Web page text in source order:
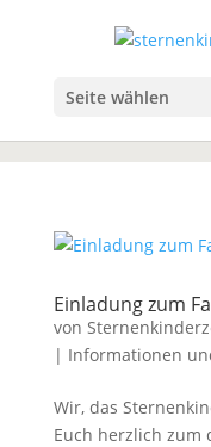
Seite wählen
Einladung zum
von
| Informationen
Wir, das
Euch herzlich zum